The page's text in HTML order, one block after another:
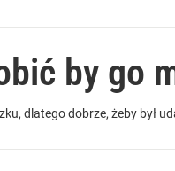
by go
dlatego dobrze, żeby był